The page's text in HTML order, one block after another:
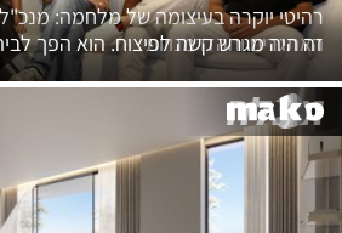
רהיטי יוקרה בעיצומה של מלחמה: מנכ"ל
האתגרים וההזדמנויות
זה היה מגרש קשה לפיצוח. הוא הפך